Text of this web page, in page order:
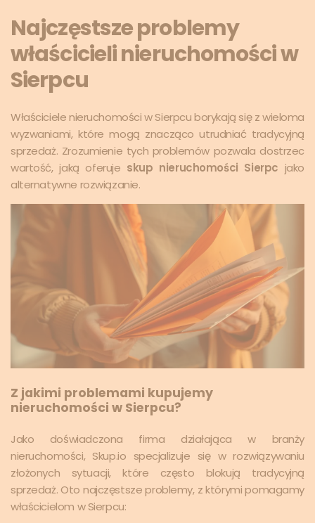
Najczęstsze problemy
właścicieli nieruchomości w
Sierpcu
Właściciele nieruchomości w Sierpcu borykają się z wieloma
wyzwaniami, które mogą znacząco utrudniać tradycyjną
sprzedaż. Zrozumienie tych problemów pozwala dostrzec
wartość, jaką oferuje skup nieruchomości Sierpc jako
alternatywne rozwiązanie.
Z jakimi problemami kupujemy
nieruchomości w Sierpcu?
Jako doświadczona firma działająca w branży
nieruchomości, Skup.io specjalizuje się w rozwiązywaniu
złożonych sytuacji, które często blokują tradycyjną
sprzedaż. Oto najczęstsze problemy, z którymi pomagamy
właścicielom w Sierpcu: